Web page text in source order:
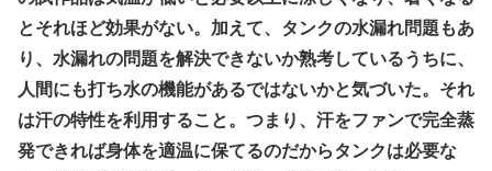
とそれほど効果がない。加えて、タンクの水漏れ問題もあ
り、水漏れの問題を解決できないか熟考しているうちに、
人間にも打ち水の機能があるではないかと気づいた。それ
は汗の特性を利用すること。つまり、汗をファンで完全蒸
発できれば身体を適温に保てるのだからタンクは必要な